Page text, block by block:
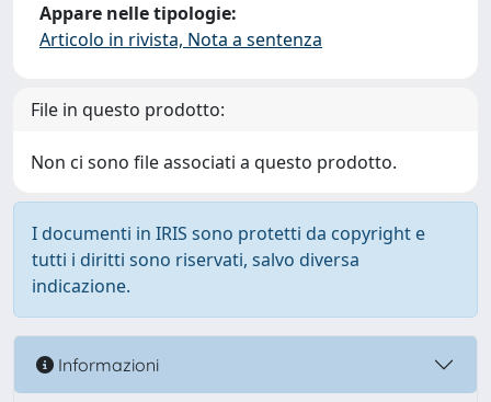
Appare nelle tipologie:
Articolo in rivista, Nota a sentenza
File in questo prodotto:
Non ci sono file associati a questo prodotto.
I documenti in IRIS sono protetti da copyright e
tutti i diritti sono riservati, salvo diversa
indicazione.
Informazioni